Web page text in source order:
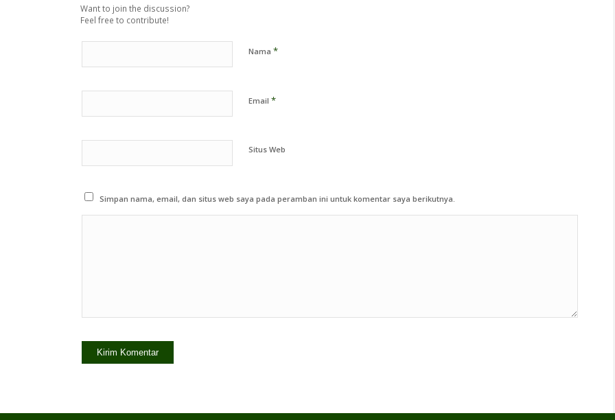
Want to join the discussion?
Feel free to contribute!
Nama*
Email*
Situs Web
Simpan nama, email, dan situs web saya pada peramban ini untuk komentar saya berikutnya.